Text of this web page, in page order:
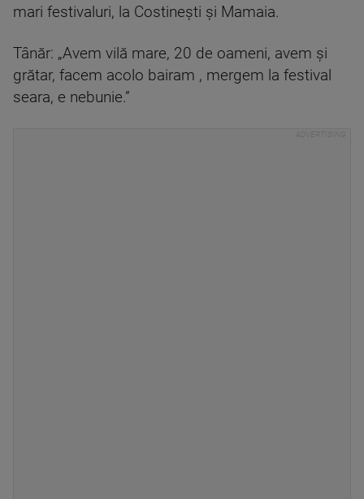
mari festivaluri, la Costineşti și Mamaia.
Tânăr: „Avem vilă mare, 20 de oameni, avem și
grătar, facem acolo bairam , mergem la festival
seara, e nebunie.”